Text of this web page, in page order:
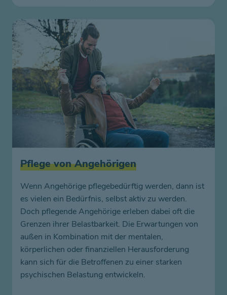
Pflege von Angehörigen
Wenn Angehörige pflegebedürftig werden, dann ist
es vielen ein Bedürfnis, selbst aktiv zu werden.
Doch pflegende Angehörige erleben dabei oft die
Grenzen ihrer Belastbarkeit. Die Erwartungen von
außen in Kombination mit der mentalen,
körperlichen oder finanziellen Herausforderung
kann sich für die Betroffenen zu einer starken
psychischen Belastung entwickeln.